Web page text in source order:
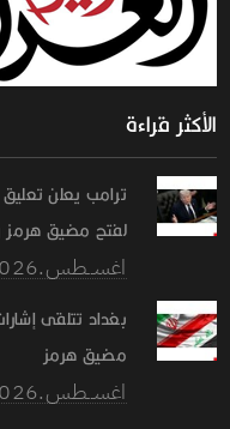
الأكثر قراءة
ترامب يعلن
لفتح مضيق هرمز
02 اغســطس.2026 - 16:15
بغداد تتلقى
مضيق هرمز
03 اغســطس.2026 - 1:11